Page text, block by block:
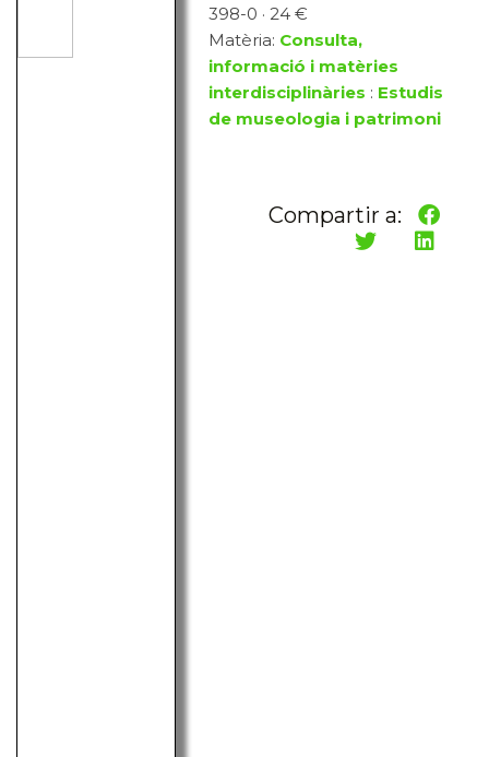
398-0 · 24 €
Matèria: Consulta,
informació i matèries
interdisciplinàries : Estudis
de museologia i patrimoni
Compartir a: